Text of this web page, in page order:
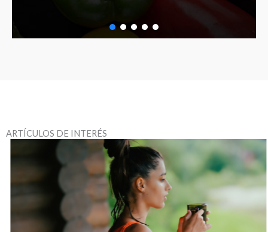
ARTÍCULOS DE INTERÉS